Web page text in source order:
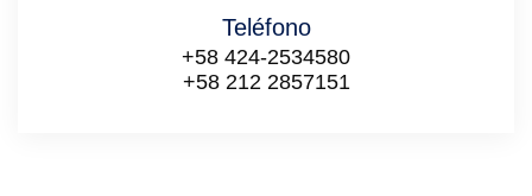
Teléfono
+58 424-2534580
+58 212 2857151